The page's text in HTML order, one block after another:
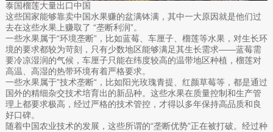
泰国榴莲大量出口中国
这些国家能够靠卖中国水果赚的盆满钵满，其中一大原因就是他们过
去在这些水果上赚取了 “垄断利润”。
一些水果属于“环境垄断”，比如蓝莓、车厘子、榴莲等水果，对生长环
境的要求都较为苛刻，只有少数地区能够满足其生长需求——蓝莓需
要冷凉湿润的气候，车厘子只能在纬度较高的温带地区种植，榴莲对
高温、高湿的热带环境有着严格要求。
一些水果属于”技术垄断“，比如阳光玫瑰青提、红颜草莓等，都是通过
国外的精细杂交技术培育出的新品种。这些水果在质量控制和生产管
理上都要求极高，经过严格的技术管控，才得以多年保持高品质和良
好口碑。
随着中国农业技术的发展，这些所谓的“垄断优势”正在被打破。经过种